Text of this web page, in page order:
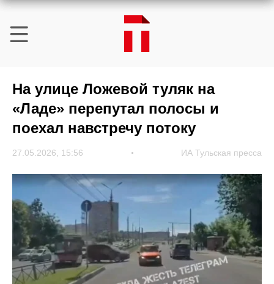
На улице Ложевой туляк на
«Ладе» перепутал полосы и
поехал навстречу потоку
27.05.2026, 15:56 ИА Тульская пресса